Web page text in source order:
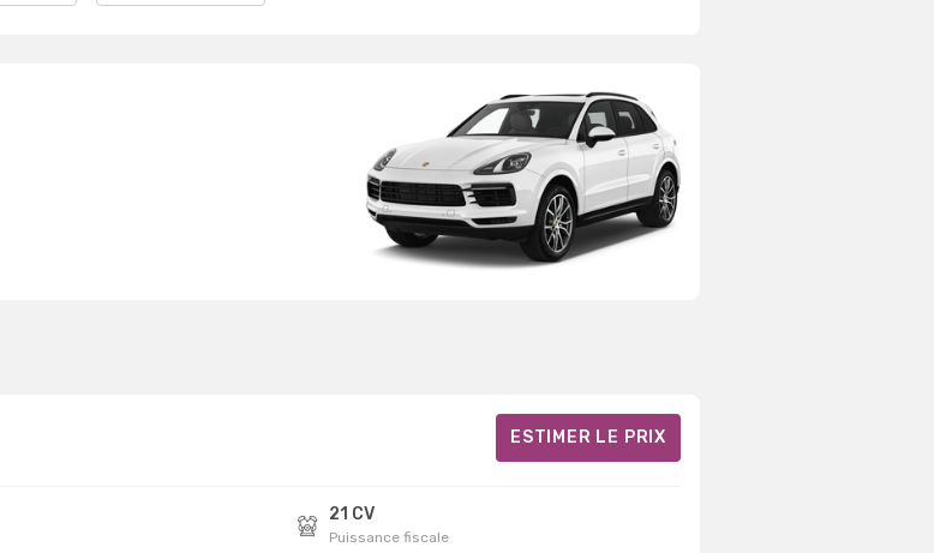
ESTIMER LE PRIX
21 CV
Puissance fiscale